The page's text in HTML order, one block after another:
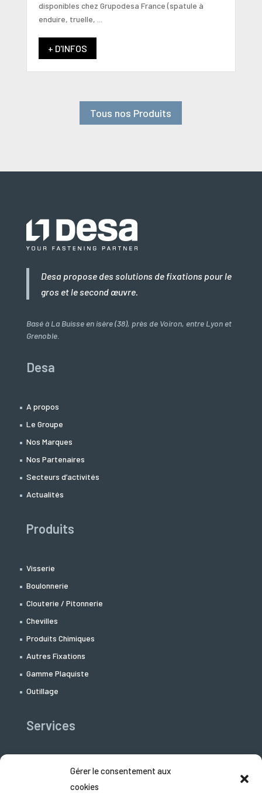
Gérer le consentement aux
cookies
disponibles chez Grupodesa France (spatule à
enduire, truelle, ...
+ D'INFOS
Tous nos Produits
Desa propose des solutions de fixations pour le
gros et le second œuvre.
Basé à La Buisse en isère (38), près de Voiron, entre Lyon et
Grenoble.
Desa
A propos
Le Groupe
Nos Marques
Nos Partenaires
Secteurs d’activités
Actualités
Produits
Visserie
Boulonnerie
Clouterie / Pitonnerie
Chevilles
Produits Chimiques
Autres Fixations
Gamme Plaquiste
Outillage
Services
Support Technico-commercial